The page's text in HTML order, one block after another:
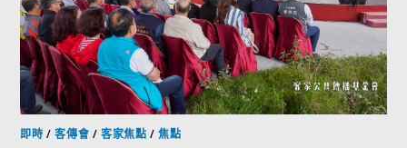
即時 /客傳會/客家焦點 /焦點